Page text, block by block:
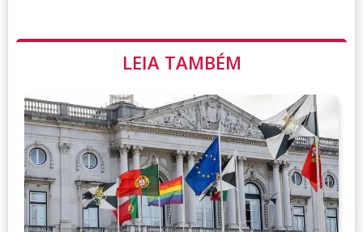
LEIA TAMBÉM